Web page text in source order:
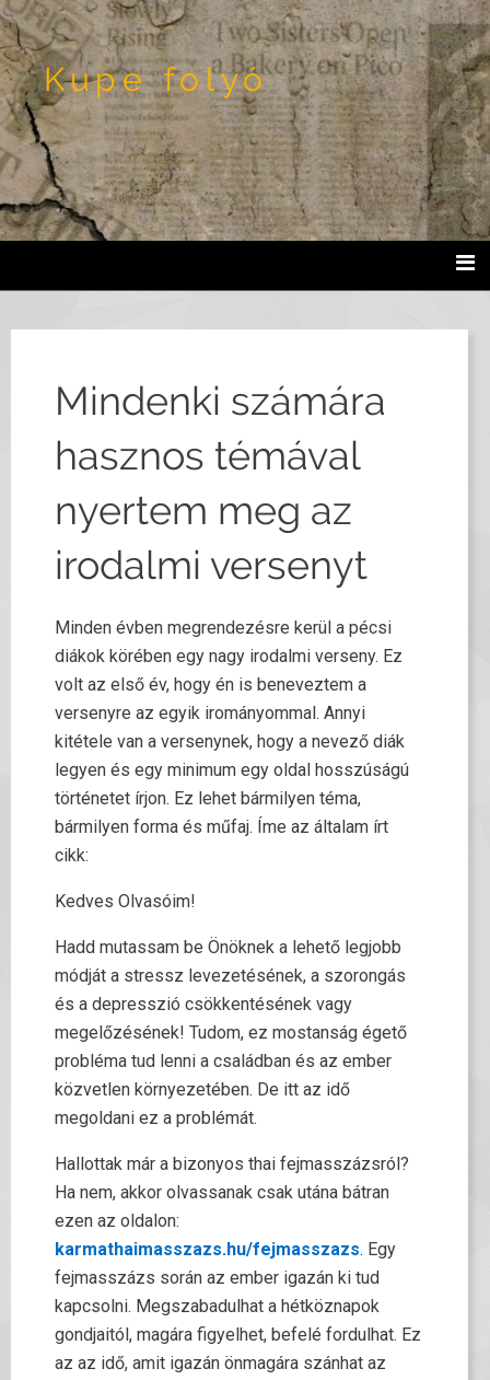
Kupe folyó
Mindenki számára
hasznos témával
nyertem meg az
irodalmi versenyt
Minden évben megrendezésre kerül a pécsi
diákok körében egy nagy irodalmi verseny. Ez
volt az első év, hogy én is beneveztem a
versenyre az egyik irományommal. Annyi
kitétele van a versenynek, hogy a nevező diák
legyen és egy minimum egy oldal hosszúságú
történetet írjon. Ez lehet bármilyen téma,
bármilyen forma és műfaj. Íme az általam írt
cikk:
Kedves Olvasóim!
Hadd mutassam be Önöknek a lehető legjobb
módját a stressz levezetésének, a szorongás
és a depresszió csökkentésének vagy
megelőzésének! Tudom, ez mostanság égető
probléma tud lenni a családban és az ember
közvetlen környezetében. De itt az idő
megoldani ez a problémát.
Hallottak már a bizonyos thai fejmasszázsról?
Ha nem, akkor olvassanak csak utána bátran
ezen az oldalon:
karmathaimasszazs.hu/fejmasszazs. Egy
fejmasszázs során az ember igazán ki tud
kapcsolni. Megszabadulhat a hétköznapok
gondjaitól, magára figyelhet, befelé fordulhat. Ez
az az idő, amit igazán önmagára szánhat az